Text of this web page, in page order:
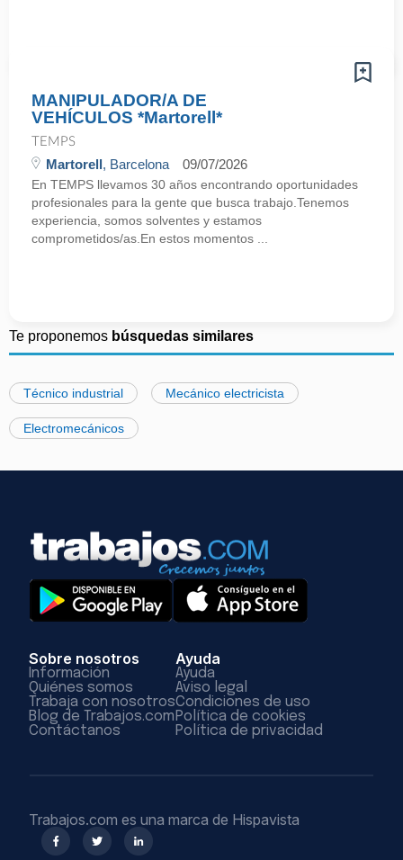
MANIPULADOR/A DE
VEHÍCULOS *Martorell*
TEMPS
Martorell, Barcelona 09/07/2026
En TEMPS llevamos 30 años encontrando oportunidades
profesionales para la gente que busca trabajo.Tenemos
experiencia, somos solventes y estamos
comprometidos/as.En estos momentos ...
Te proponemos búsquedas similares
Técnico industrial Mecánico electricista
Electromecánicos
Sobre nosotros
Información
Quiénes somos
Trabaja con nosotros
Blog de Trabajos.com
Contáctanos
Ayuda
Ayuda
Aviso legal
Condiciones de uso
Política de cookies
Política de privacidad
Trabajos.com es una marca de Hispavista